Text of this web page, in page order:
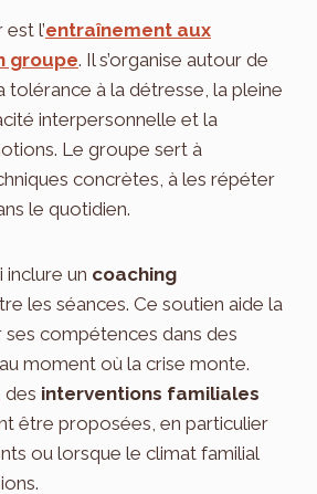
l’entraînement aux
groupe. Il s’organise autour de
tolérance à la détresse, la pleine
interpersonnelle et la
Le groupe sert à
concrètes, à les répéter
le quotidien.
inclure un coaching
les séances. Ce soutien aide la
ses compétences dans des
moment où la crise monte.
des interventions familiales
être proposées, en particulier
ou lorsque le climat familial